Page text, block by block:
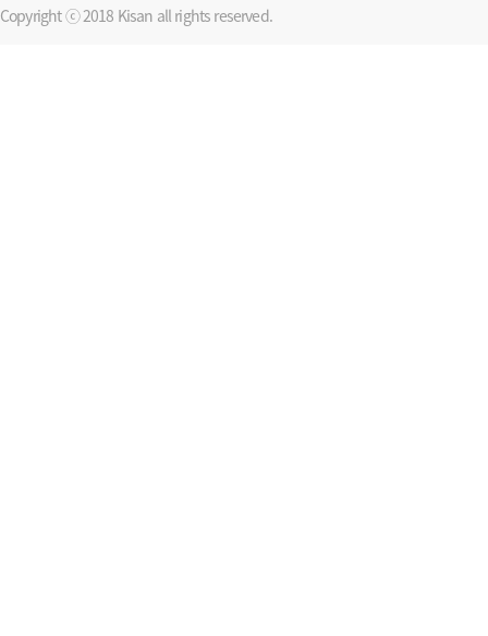
Copyright ⓒ 2018 Kisan all rights reserved.